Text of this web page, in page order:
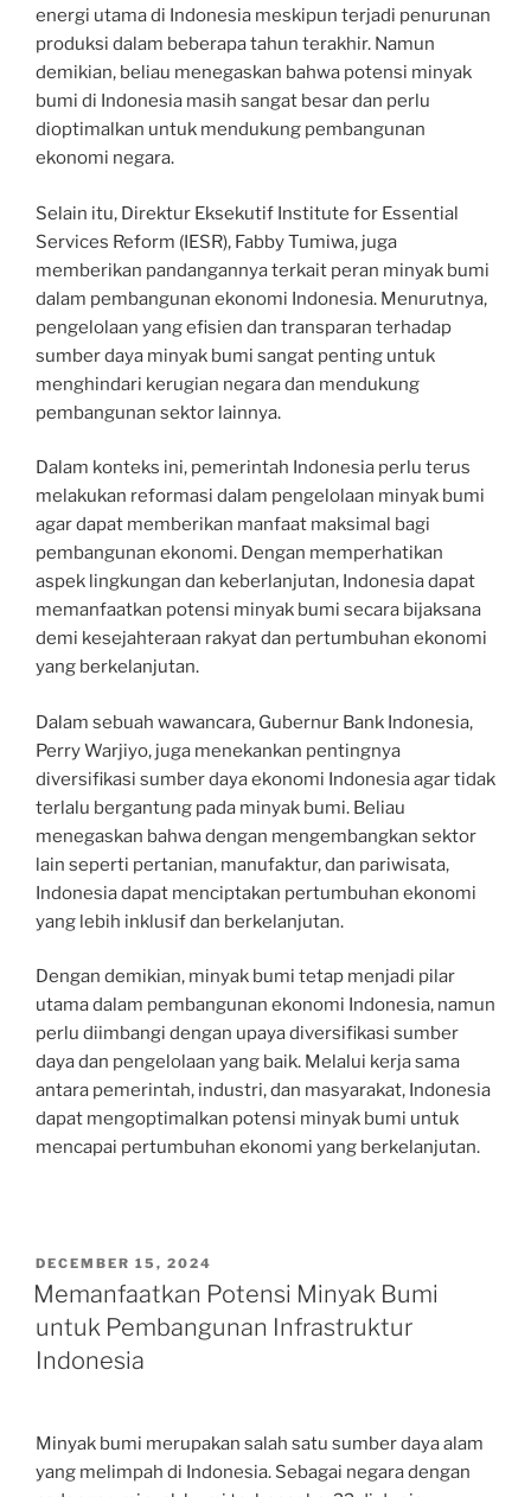
energi utama di Indonesia meskipun terjadi penurunan
produksi dalam beberapa tahun terakhir. Namun
demikian, beliau menegaskan bahwa potensi minyak
bumi di Indonesia masih sangat besar dan perlu
dioptimalkan untuk mendukung pembangunan
ekonomi negara.
Selain itu, Direktur Eksekutif Institute for Essential
Services Reform (IESR), Fabby Tumiwa, juga
memberikan pandangannya terkait peran minyak bumi
dalam pembangunan ekonomi Indonesia. Menurutnya,
pengelolaan yang efisien dan transparan terhadap
sumber daya minyak bumi sangat penting untuk
menghindari kerugian negara dan mendukung
pembangunan sektor lainnya.
Dalam konteks ini, pemerintah Indonesia perlu terus
melakukan reformasi dalam pengelolaan minyak bumi
agar dapat memberikan manfaat maksimal bagi
pembangunan ekonomi. Dengan memperhatikan
aspek lingkungan dan keberlanjutan, Indonesia dapat
memanfaatkan potensi minyak bumi secara bijaksana
demi kesejahteraan rakyat dan pertumbuhan ekonomi
yang berkelanjutan.
Dalam sebuah wawancara, Gubernur Bank Indonesia,
Perry Warjiyo, juga menekankan pentingnya
diversifikasi sumber daya ekonomi Indonesia agar tidak
terlalu bergantung pada minyak bumi. Beliau
menegaskan bahwa dengan mengembangkan sektor
lain seperti pertanian, manufaktur, dan pariwisata,
Indonesia dapat menciptakan pertumbuhan ekonomi
yang lebih inklusif dan berkelanjutan.
Dengan demikian, minyak bumi tetap menjadi pilar
utama dalam pembangunan ekonomi Indonesia, namun
perlu diimbangi dengan upaya diversifikasi sumber
daya dan pengelolaan yang baik. Melalui kerja sama
antara pemerintah, industri, dan masyarakat, Indonesia
dapat mengoptimalkan potensi minyak bumi untuk
mencapai pertumbuhan ekonomi yang berkelanjutan.
POSTED
ON
DECEMBER 15, 2024
Memanfaatkan Potensi Minyak Bumi
untuk Pembangunan Infrastruktur
Indonesia
Minyak bumi merupakan salah satu sumber daya alam
yang melimpah di Indonesia. Sebagai negara dengan